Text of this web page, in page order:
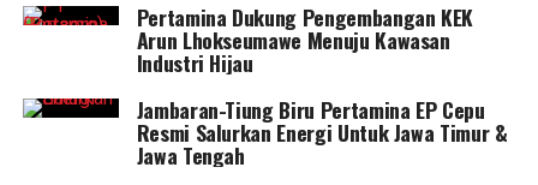
Pertamina Dukung Pengembangan KEK
Arun Lhokseumawe Menuju Kawasan
Industri Hijau
Jambaran-Tiung Biru Pertamina EP Cepu
Resmi Salurkan Energi Untuk Jawa Timur &
Jawa Tengah